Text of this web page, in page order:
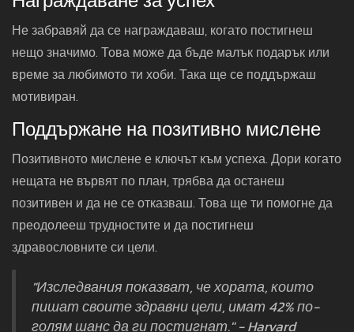
Не забравяй да се награждаваш, когато постигнеш
нещо значимо. Това може да бъде малък подарък или
време за любимото ти хоби. Така ще се поддържаш
мотивиран.
Поддържане на позитивно мислене
Позитивното мислене е ключът към успеха. Дори когато
нещата не вървят по план, трябва да останеш
позитивен и да не се отказваш. Това ще ти помогне да
преодолееш трудностите и да постигнеш
здравословните си цели.
"Изследвания показват, че хората, които
пишат своите здравни цели, имат 42% по-
голям шанс да ги постигнат." - Harvard